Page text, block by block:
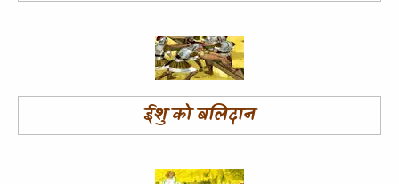
ईशु को बलिदान